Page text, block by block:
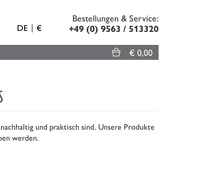
DE €
Bestellungen & Service:
+49 (0) 9563 / 513320
€ 0,00
und praktisch sind. Unsere Produkte
werden.